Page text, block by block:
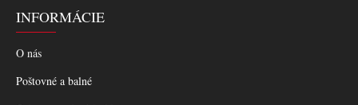
INFORMÁCIE
O nás
Poštovné a balné